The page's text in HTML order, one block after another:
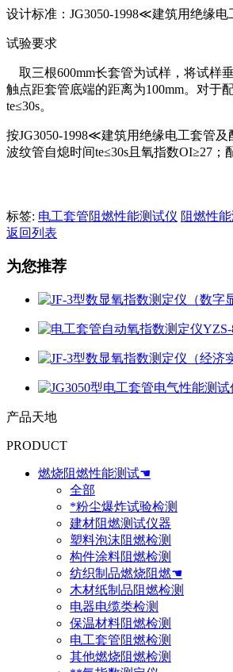
设计标准：JG3050-1998≪建筑用绝缘
试验要求
取三根600mm长套管为试样，将试样
触点距套管底端的距离为100mm。对于
te≤30s。
按JG3050-1998≪建筑用绝缘电工套管
波纹管自熄时间te≤30s且氧指数OI≥27；
标签: 电工套管阻燃性能测试仪 阻燃性
返回列表
为您推荐
产品天地
PRODUCT
燃烧阻燃性能测试☚
全部
*粉尘爆炸试验检测
建材阻燃测试仪器
塑料泡沫阻燃检测
构件涂料阻燃检测
纺织制品燃烧阻燃☚
木材纸制品阻燃检测
电器电缆类检测
保温材料阻燃检测
电工套管阻燃检测
其他燃烧阻燃检测